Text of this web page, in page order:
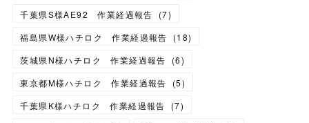
千葉県S様AE92 作業経過報告
(7)
福島県W様ハチロク 作業経過報告
(18)
茨城県N様ハチロク 作業経過報告
(6)
東京都M様ハチロク 作業経過報告
(5)
千葉県K様ハチロク 作業経過報告
(7)